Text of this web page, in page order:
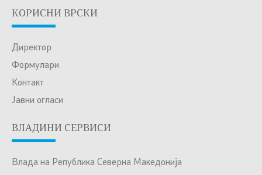
КОРИСНИ ВРСКИ
Директор
Формулари
Контакт
Јавни огласи
ВЛАДИНИ СЕРВИСИ
Влада на Република Северна Македонија